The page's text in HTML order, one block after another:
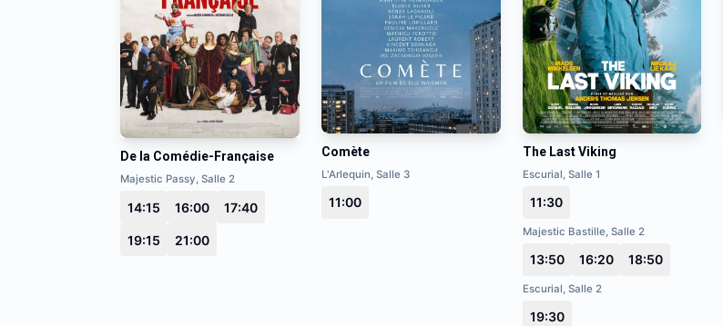
De la Comédie-Française
Majestic Passy, Salle 2
14:15 16:00 17:40
19:15 21:00
Comète
L'Arlequin, Salle 3
11:00
The Last Viking
Escurial, Salle 1
11:30
Majestic Bastille, Salle 2
13:50 16:20 18:50
Escurial, Salle 2
19:30